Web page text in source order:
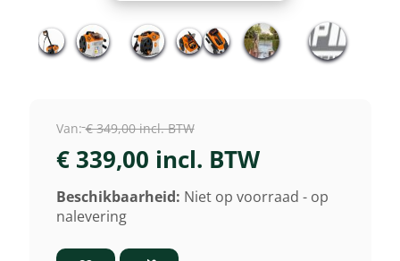
Van: € 349,00 incl. BTW
€ 339,00 incl. BTW
Beschikbaarheid: Niet op voorraad - op
nalevering